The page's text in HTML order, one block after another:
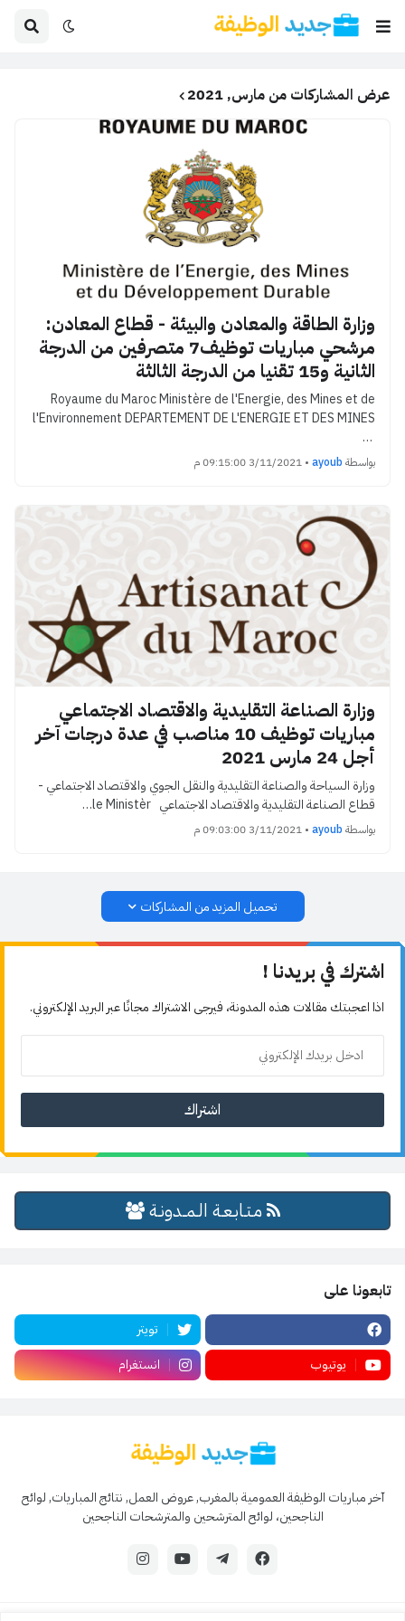
عرض المشاركات من مارس, 2021
وزارة الطاقة والمعادن والبيئة - قطاع المعادن:
مرشحي مباريات توظيف7 متصرفين من الدرجة
الثانية و15 تقنيا من الدرجة الثالثة
Royaume du Maroc Ministère de l'Energie, des Mines et de
l'Environnement DEPARTEMENT DE L'ENERGIE ET DES MINES
…
بواسطة ayoub
• 3/11/2021 09:15:00 م
وزارة الصناعة التقليدية والاقتصاد الاجتماعي
مباريات توظيف 10 مناصب في عدة درجات آخر
أجل 24 مارس 2021
وزارة السياحة والصناعة التقليدية والنقل الجوي والاقتصاد الاجتماعي -
قطاع الصناعة التقليدية والاقتصاد الاجتماعي le Ministèr…
بواسطة ayoub
• 3/11/2021 09:03:00 م
تحميل المزيد من المشاركات
اشترك في بريدنا !
اذا اعجبتك مقالات هذه المدونة، فيرجى الاشتراك مجانًا عبر البريد الإلكتروني.
مـتـابـعـة الـمــدونـة
تابعونا على
تويتر
يوتيوب
انستغرام
آخر مباريات الوظيفة العمومية بالمغرب, عروض العمل, نتائج المباريات, لوائح
الناجحين، لوائح المترشحين والمترشحات الناجحين